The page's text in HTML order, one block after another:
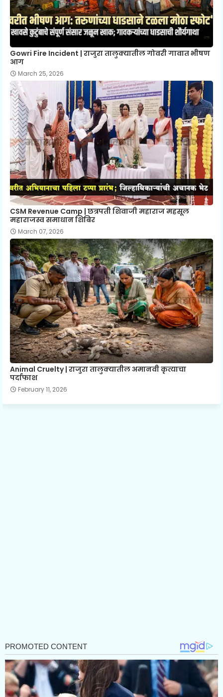
Gowri Fire Incident | राजुरा तालुक्यातील गोवरी गावात भीषण
आग
March 25, 2026
CSM Revenue Camp | छत्रपती शिवाजी महाराज महसूल
महाराजस्व समाधान शिबिर
March 07, 2026
Animal Cruelty | राजुरा तालुक्यातील अमानवी कृत्याचा
पर्दाफाश
February 11, 2026